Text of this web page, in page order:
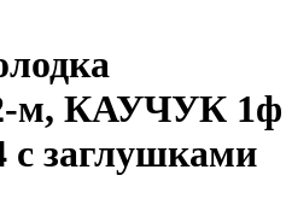
м, КАУЧУК 1ф
с заглушками